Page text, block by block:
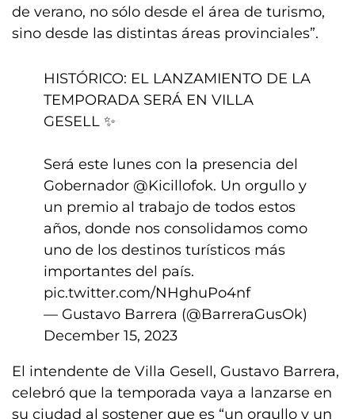
de verano, no sólo desde el área de turismo,
sino desde las distintas áreas provinciales”.
HISTÓRICO: EL LANZAMIENTO DE LA
TEMPORADA SERÁ EN VILLA
GESELL ✨
Será este lunes con la presencia del
Gobernador @Kicillofok. Un orgullo y
un premio al trabajo de todos estos
años, donde nos consolidamos como
uno de los destinos turísticos más
importantes del país.
pic.twitter.com/NHghuPo4nf
— Gustavo Barrera (@BarreraGusOk)
December 15, 2023
El intendente de Villa Gesell, Gustavo Barrera,
celebró que la temporada vaya a lanzarse en
su ciudad al sostener que es “un orgullo y un